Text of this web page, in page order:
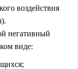
воздействия
негативный
виде: